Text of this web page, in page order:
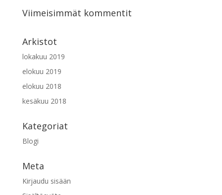
Viimeisimmät kommentit
Arkistot
lokakuu 2019
elokuu 2019
elokuu 2018
kesäkuu 2018
Kategoriat
Blogi
Meta
Kirjaudu sisään